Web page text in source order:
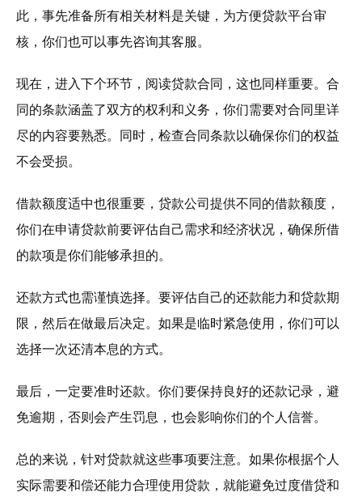
此，事先准备所有相关材料是关键，为方便贷款平台审
核，你们也可以事先咨询其客服。
现在，进入下个环节，阅读贷款合同，这也同样重要。合
同的条款涵盖了双方的权利和义务，你们需要对合同里详
尽的内容要熟悉。同时，检查合同条款以确保你们的权益
不会受损。
借款额度适中也很重要，贷款公司提供不同的借款额度，
你们在申请贷款前要评估自己需求和经济状况，确保所借
的款项是你们能够承担的。
还款方式也需谨慎选择。要评估自己的还款能力和贷款期
限，然后在做最后决定。如果是临时紧急使用，你们可以
选择一次还清本息的方式。
最后，一定要准时还款。你们要保持良好的还款记录，避
免逾期，否则会产生罚息，也会影响你们的个人信誉。
总的来说，针对贷款就这些事项要注意。如果你根据个人
实际需要和偿还能力合理使用贷款，就能避免过度借贷和